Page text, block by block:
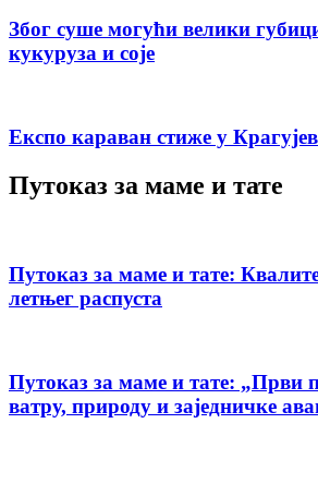
Због суше могући велики
кукуруза и соје
Експо караван стиже у
Путоказ за маме и тате
Путоказ за маме и тате:
летњег распуста
Путоказ за маме и тате: „Први
ватру, природу и заједничке